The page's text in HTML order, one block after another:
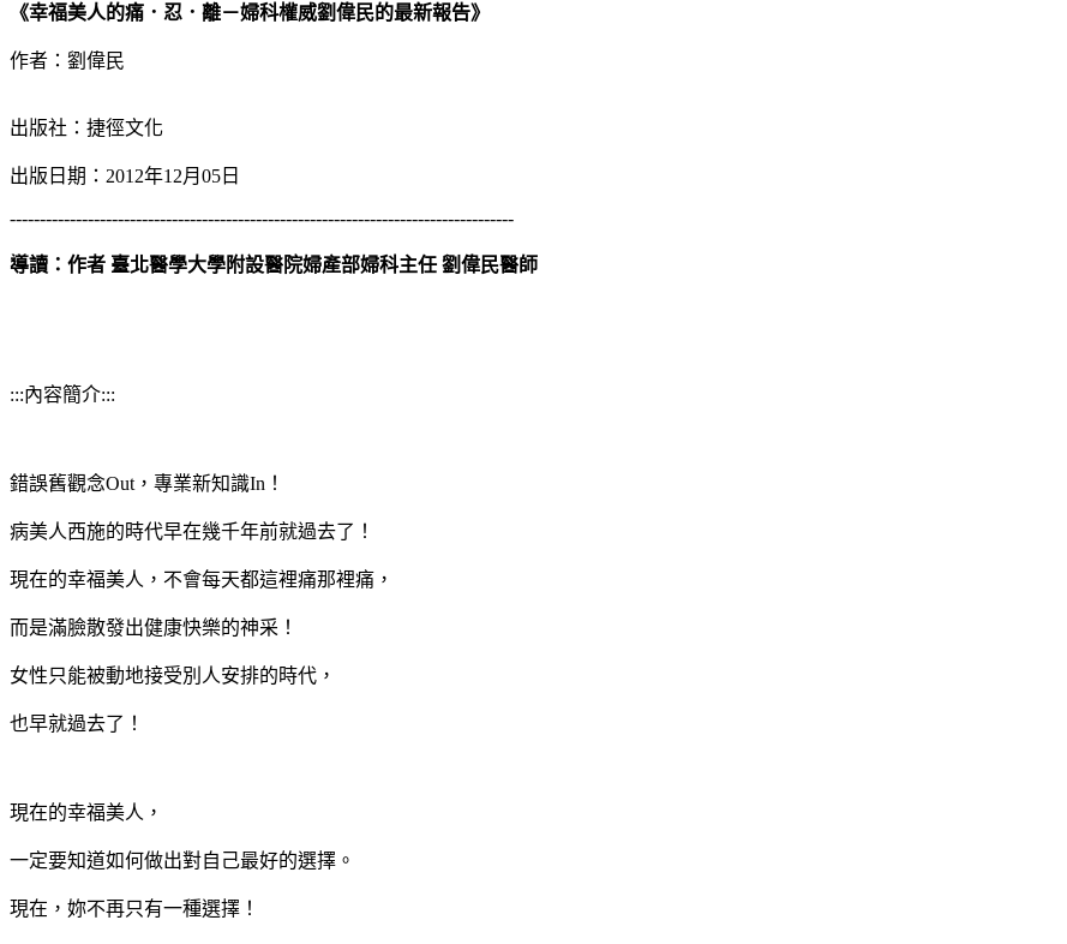
《幸福美人的痛．忍．離－婦科權威劉偉民的最新報告》
作者：劉偉民
出版社：捷徑文化
出版日期：2012年12月05日
------------------------------------------------------------------------------------
導讀：作者 臺北醫學大學附設醫院婦產部婦科主任 劉偉民醫師
:::內容簡介:::
錯誤舊觀念Out ，專業新知識In ！
病美人西施的時代早在幾千年前就過去了！
現在的幸福美人，不會每天都這裡痛那裡痛，
而是滿臉散發出健康快樂的神采！
女性只能被動地接受別人安排的時代，
也早就過去了！
現在的幸福美人，
一定要知道如何做出對自己最好的選擇。
現在，妳不再只有一種選擇！